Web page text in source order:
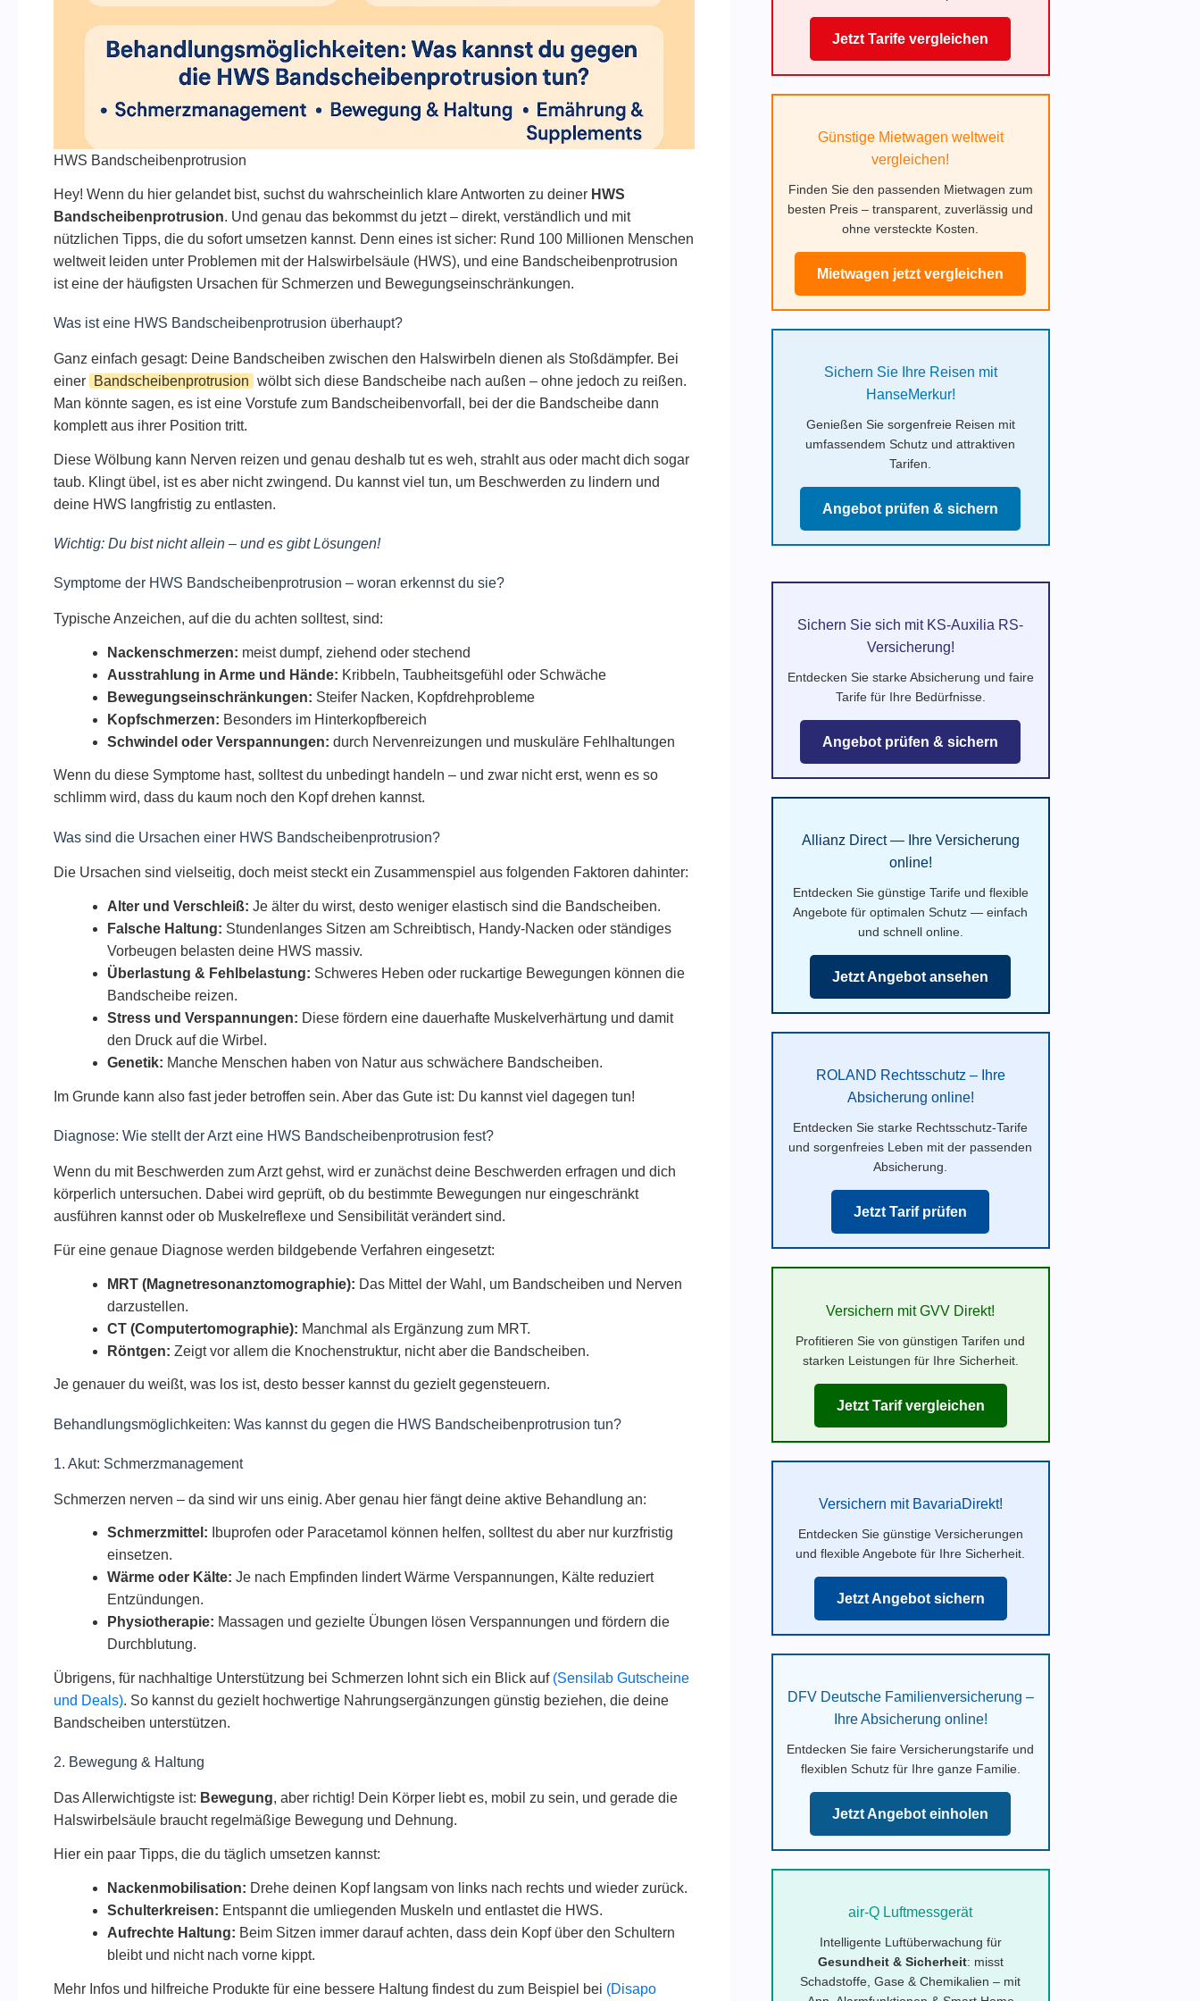
HWS Bandscheibenprotrusion
Hey! Wenn du hier gelandet bist, suchst du wahrscheinlich klare Antworten zu deiner HWS
Bandscheibenprotrusion. Und genau das bekommst du jetzt – direkt, verständlich und mit
nützlichen Tipps, die du sofort umsetzen kannst. Denn eines ist sicher: Rund 100 Millionen Menschen
weltweit leiden unter Problemen mit der Halswirbelsäule (HWS), und eine Bandscheibenprotrusion
ist eine der häufigsten Ursachen für Schmerzen und Bewegungseinschränkungen.
Was ist eine HWS Bandscheibenprotrusion überhaupt?
Ganz einfach gesagt: Deine Bandscheiben zwischen den Halswirbeln dienen als Stoßdämpfer. Bei
einer
Bandscheibenprotrusion wölbt sich diese Bandscheibe nach außen – ohne jedoch zu reißen.
Man könnte sagen, es ist eine Vorstufe zum Bandscheibenvorfall, bei der die Bandscheibe dann
komplett aus ihrer Position tritt.
Diese Wölbung kann Nerven reizen und genau deshalb tut es weh, strahlt aus oder macht dich sogar
taub. Klingt übel, ist es aber nicht zwingend. Du kannst viel tun, um Beschwerden zu lindern und
deine HWS langfristig zu entlasten.
Wichtig: Du bist nicht allein – und es gibt Lösungen!
Symptome der HWS Bandscheibenprotrusion – woran erkennst du sie?
Typische Anzeichen, auf die du achten solltest, sind:
Nackenschmerzen: meist dumpf, ziehend oder stechend
Ausstrahlung in Arme und Hände: Kribbeln, Taubheitsgefühl oder Schwäche
Bewegungseinschränkungen: Steifer Nacken, Kopfdrehprobleme
Kopfschmerzen: Besonders im Hinterkopfbereich
Schwindel oder Verspannungen: durch Nervenreizungen und muskuläre Fehlhaltungen
Wenn du diese Symptome hast, solltest du unbedingt handeln – und zwar nicht erst, wenn es so
schlimm wird, dass du kaum noch den Kopf drehen kannst.
Was sind die Ursachen einer HWS Bandscheibenprotrusion?
Die Ursachen sind vielseitig, doch meist steckt ein Zusammenspiel aus folgenden Faktoren dahinter:
Alter und Verschleiß: Je älter du wirst, desto weniger elastisch sind die Bandscheiben.
Falsche Haltung: Stundenlanges Sitzen am Schreibtisch, Handy-Nacken oder ständiges
Vorbeugen belasten deine HWS massiv.
Überlastung & Fehlbelastung: Schweres Heben oder ruckartige Bewegungen können die
Bandscheibe reizen.
Stress und Verspannungen: Diese fördern eine dauerhafte Muskelverhärtung und damit
den Druck auf die Wirbel.
Genetik: Manche Menschen haben von Natur aus schwächere Bandscheiben.
Im Grunde kann also fast jeder betroffen sein. Aber das Gute ist: Du kannst viel dagegen tun!
Diagnose: Wie stellt der Arzt eine HWS Bandscheibenprotrusion fest?
Wenn du mit Beschwerden zum Arzt gehst, wird er zunächst deine Beschwerden erfragen und dich
körperlich untersuchen. Dabei wird geprüft, ob du bestimmte Bewegungen nur eingeschränkt
ausführen kannst oder ob Muskelreflexe und Sensibilität verändert sind.
Für eine genaue Diagnose werden bildgebende Verfahren eingesetzt:
MRT (Magnetresonanztomographie): Das Mittel der Wahl, um Bandscheiben und Nerven
darzustellen.
CT (Computertomographie): Manchmal als Ergänzung zum MRT.
Röntgen: Zeigt vor allem die Knochenstruktur, nicht aber die Bandscheiben.
Je genauer du weißt, was los ist, desto besser kannst du gezielt gegensteuern.
Behandlungsmöglichkeiten: Was kannst du gegen die HWS Bandscheibenprotrusion tun?
1. Akut: Schmerzmanagement
Schmerzen nerven – da sind wir uns einig. Aber genau hier fängt deine aktive Behandlung an:
Schmerzmittel: Ibuprofen oder Paracetamol können helfen, solltest du aber nur kurzfristig
einsetzen.
Wärme oder Kälte: Je nach Empfinden lindert Wärme Verspannungen, Kälte reduziert
Entzündungen.
Physiotherapie: Massagen und gezielte Übungen lösen Verspannungen und fördern die
Durchblutung.
Übrigens, für nachhaltige Unterstützung bei Schmerzen lohnt sich ein Blick auf (Sensilab Gutscheine
und Deals). So kannst du gezielt hochwertige Nahrungsergänzungen günstig beziehen, die deine
Bandscheiben unterstützen.
2. Bewegung & Haltung
Das Allerwichtigste ist: Bewegung, aber richtig! Dein Körper liebt es, mobil zu sein, und gerade die
Halswirbelsäule braucht regelmäßige Bewegung und Dehnung.
Hier ein paar Tipps, die du täglich umsetzen kannst:
Nackenmobilisation: Drehe deinen Kopf langsam von links nach rechts und wieder zurück.
Schulterkreisen: Entspannt die umliegenden Muskeln und entlastet die HWS.
Aufrechte Haltung: Beim Sitzen immer darauf achten, dass dein Kopf über den Schultern
bleibt und nicht nach vorne kippt.
Mehr Infos und hilfreiche Produkte für eine bessere Haltung findest du zum Beispiel bei (Disapo
Jetzt Tarife vergleichen
Günstige Mietwagen weltweit
vergleichen!
Finden Sie den passenden Mietwagen zum
besten Preis – transparent, zuverlässig und
ohne versteckte Kosten.
Mietwagen jetzt vergleichen
Sichern Sie Ihre Reisen mit
HanseMerkur!
Genießen Sie sorgenfreie Reisen mit
umfassendem Schutz und attraktiven
Tarifen.
Angebot prüfen & sichern
Sichern Sie sich mit KS-Auxilia RS-
Versicherung!
Entdecken Sie starke Absicherung und faire
Tarife für Ihre Bedürfnisse.
Angebot prüfen & sichern
Allianz Direct — Ihre Versicherung
online!
Entdecken Sie günstige Tarife und flexible
Angebote für optimalen Schutz — einfach
und schnell online.
Jetzt Angebot ansehen
ROLAND Rechtsschutz – Ihre
Absicherung online!
Entdecken Sie starke Rechtsschutz-Tarife
und sorgenfreies Leben mit der passenden
Absicherung.
Jetzt Tarif prüfen
Versichern mit GVV Direkt!
Profitieren Sie von günstigen Tarifen und
starken Leistungen für Ihre Sicherheit.
Jetzt Tarif vergleichen
Versichern mit BavariaDirekt!
Entdecken Sie günstige Versicherungen
und flexible Angebote für Ihre Sicherheit.
Jetzt Angebot sichern
DFV Deutsche Familienversicherung –
Ihre Absicherung online!
Entdecken Sie faire Versicherungstarife und
flexiblen Schutz für Ihre ganze Familie.
Jetzt Angebot einholen
air-Q Luftmessgerät
Intelligente Luftüberwachung für
Gesundheit & Sicherheit: misst
Schadstoffe, Gase & Chemikalien – mit